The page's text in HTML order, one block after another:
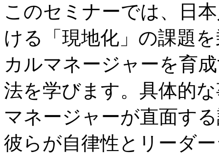
このセミナーでは、日
ける「現地化」の課題
カルマネージャーを育
法を学びます。具体的
マネージャーが直面す
彼らが自律性とリーダ